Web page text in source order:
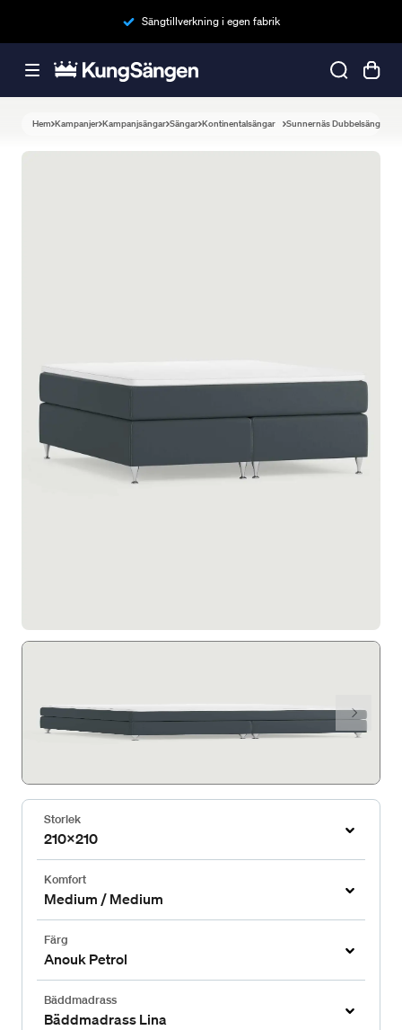
Sängtillverkning i egen fabrik
Hem Kampanjer Kampanjsängar Sängar Kontinentalsängar Sunnernäs Dubbelsäng
Storlek
210x210
Komfort
Medium / Medium
Färg
Anouk Petrol
Bäddmadrass
Bäddmadrass Lina